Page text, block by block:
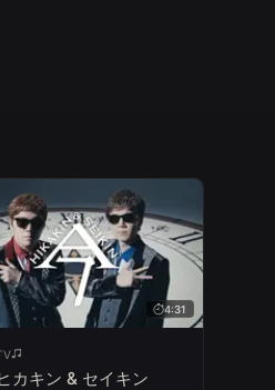
4:31
カキン & セイキン